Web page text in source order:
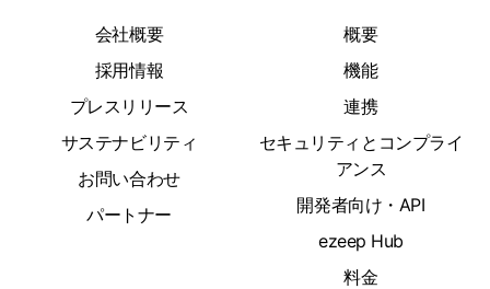
会社概要
採用情報
プレスリリース
サステナビリティ
お問い合わせ
パートナー
概要
機能
連携
セキュリティとコンプライ
アンス
開発者向け・API
ezeep Hub
料金